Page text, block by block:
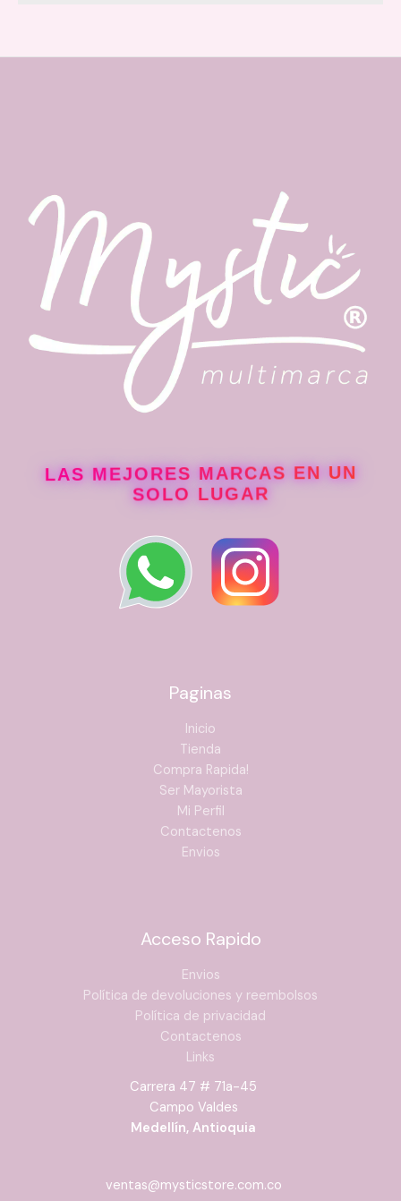
LAS MEJORES MARCAS EN UN
SOLO LUGAR
Paginas
Inicio
Tienda
Compra Rapida!
Ser Mayorista
Mi Perfil
Contactenos
Envios
Acceso Rapido
Envios
Política de devoluciones y reembolsos
Política de privacidad
Contactenos
Links
Carrera 47 # 71a-45
Campo Valdes
Medellín, Antioquia
ventas@mysticstore.com.co